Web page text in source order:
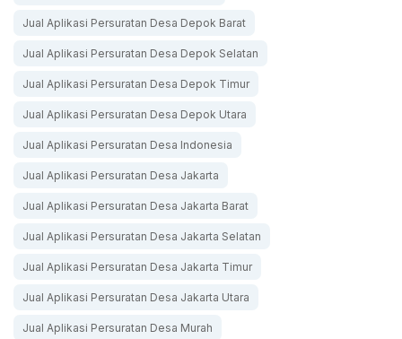
Jual Aplikasi Persuratan Desa Depok Barat
Jual Aplikasi Persuratan Desa Depok Selatan
Jual Aplikasi Persuratan Desa Depok Timur
Jual Aplikasi Persuratan Desa Depok Utara
Jual Aplikasi Persuratan Desa Indonesia
Jual Aplikasi Persuratan Desa Jakarta
Jual Aplikasi Persuratan Desa Jakarta Barat
Jual Aplikasi Persuratan Desa Jakarta Selatan
Jual Aplikasi Persuratan Desa Jakarta Timur
Jual Aplikasi Persuratan Desa Jakarta Utara
Jual Aplikasi Persuratan Desa Murah